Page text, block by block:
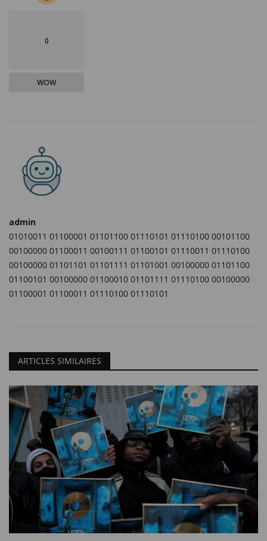
0
WOW
admin
01010011 01100001 01101100 01110101 01110100 00101100
00100000 01100011 00100111 01100101 01110011 01110100
00100000 01101101 01101111 01101001 00100000 01101100
01100101 00100000 01100010 01101111 01110100 00100000
01100001 01100011 01110100 01110101
ARTICLES SIMILAIRES